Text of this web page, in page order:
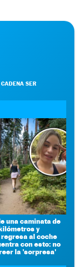
CADENA SER
una caminata de
y
al coche
con esto: no
la 'sorpresa'